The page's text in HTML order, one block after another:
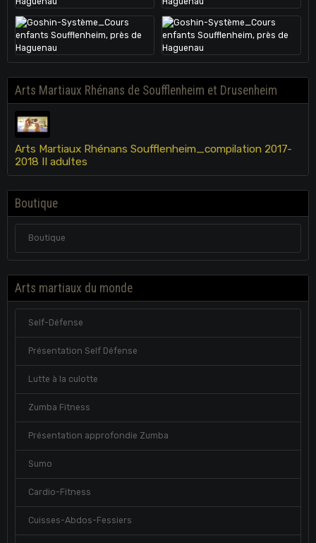
Arts Martiaux Rhénans de Soufflenheim et Drusenheim
Arts Martiaux Rhénans Soufflenheim_compilation 2017-
2018 II adultes
Boutique
Boutique
Arts martiaux du monde
Self-Défense
Présentation Self Défense
Lutte à la culotte
Zumba Fitness
Présentation approfondie Zumba
Sumo
Cardio-Fitness
Cuisses-Abdos-Fessiers